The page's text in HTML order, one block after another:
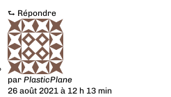
⮑ Répondre
parPlasticPlane
26 août 2021 à 12 h 13 min